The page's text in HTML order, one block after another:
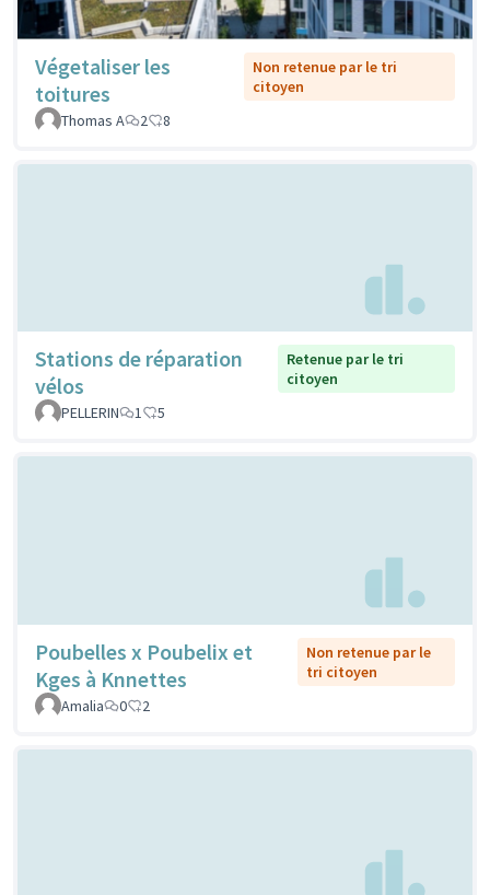
Végetaliser les
toitures
Non retenue par le tri
citoyen
Thomas A
2 8
Stations de réparation
vélos
Retenue par le tri
citoyen
PELLERIN
1 5
Poubelles x Poubelix et
Kges à Knnettes
Non retenue par le
tri citoyen
Amalia
0 2